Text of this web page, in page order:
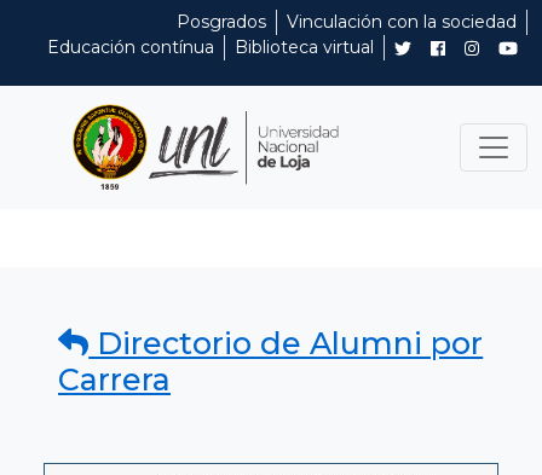
Posgrados
Vinculación con la sociedad
Educación contínua
Biblioteca virtual
Directorio de Alumni por
Carrera